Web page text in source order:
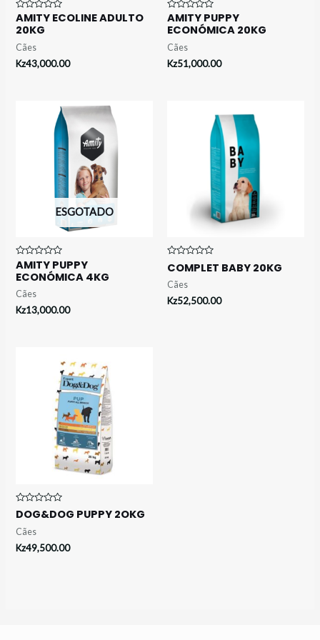
Avaliação
0
de
5
AMITY ECOLINE ADULTO
20KG
Cães
Kz43,000.00
Avaliação
0
de
5
AMITY PUPPY
ECONÓMICA 20KG
Cães
Kz51,000.00
ESGOTADO
Avaliação
0
de
5
AMITY PUPPY
ECONÓMICA 4KG
Cães
Kz13,000.00
Avaliação
0
de
5
COMPLET BABY 20KG
Cães
Kz52,500.00
Avaliação
0
de
5
DOG&DOG PUPPY 2OKG
Cães
Kz49,500.00